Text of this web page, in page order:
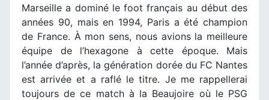
Marseille a dominé le foot français au début des
années 90, mais en 1994, Paris a été champion
de France. À mon sens, nous avions la meilleure
équipe de l’hexagone à cette époque. Mais
l’année d’après, la génération dorée du FC Nantes
est arrivée et a raflé le titre. Je me rappellerai
toujours de ce match à la Beaujoire où le PSG